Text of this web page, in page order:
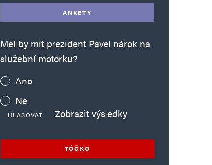
ANKETY
Měl by mít prezident Pavel nárok na
služební motorku?
Ano
Ne
HLASOVAT Zobrazit výsledky
TÓČKO